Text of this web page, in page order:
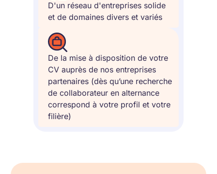
D'un réseau d'entreprises solide
et de domaines divers et variés
De la mise à disposition de votre
CV auprès de nos entreprises
partenaires (dès qu’une recherche
de collaborateur en alternance
correspond à votre profil et votre
filière)